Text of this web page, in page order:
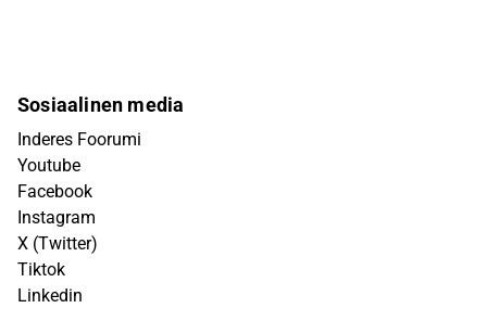
Sosiaalinen media
Inderes Foorumi
Youtube
Facebook
Instagram
X (Twitter)
Tiktok
Linkedin